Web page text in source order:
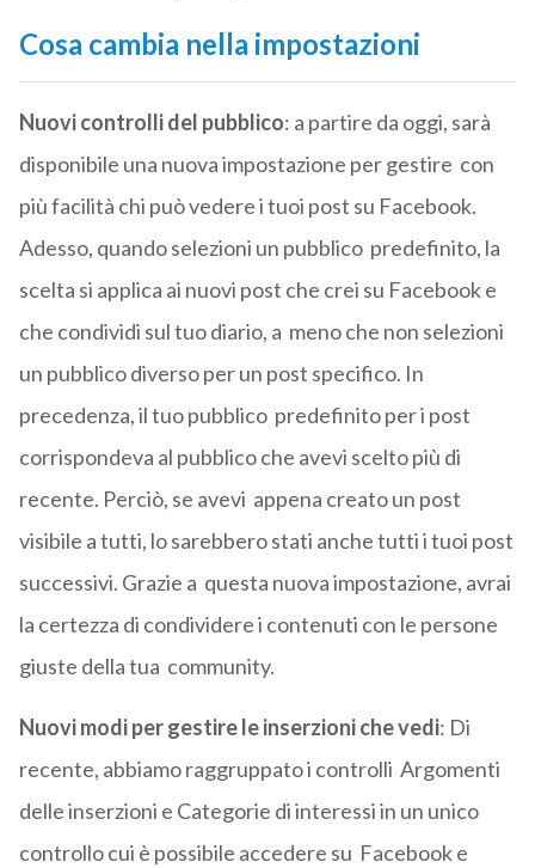
Cosa cambia nella impostazioni
Nuovi controlli del pubblico: a partire da oggi, sarà
disponibile una nuova impostazione per gestire con
più facilità chi può vedere i tuoi post su Facebook.
Adesso, quando selezioni un pubblico predefinito, la
scelta si applica ai nuovi post che crei su Facebook e
che condividi sul tuo diario, a meno che non selezioni
un pubblico diverso per un post specifico. In
precedenza, il tuo pubblico predefinito per i post
corrispondeva al pubblico che avevi scelto più di
recente. Perciò, se avevi appena creato un post
visibile a tutti, lo sarebbero stati anche tutti i tuoi post
successivi. Grazie a questa nuova impostazione, avrai
la certezza di condividere i contenuti con le persone
giuste della tua community.
Nuovi modi per gestire le inserzioni che vedi: Di
recente, abbiamo raggruppato i controlli Argomenti
delle inserzioni e Categorie di interessi in un unico
controllo cui è possibile accedere su Facebook e